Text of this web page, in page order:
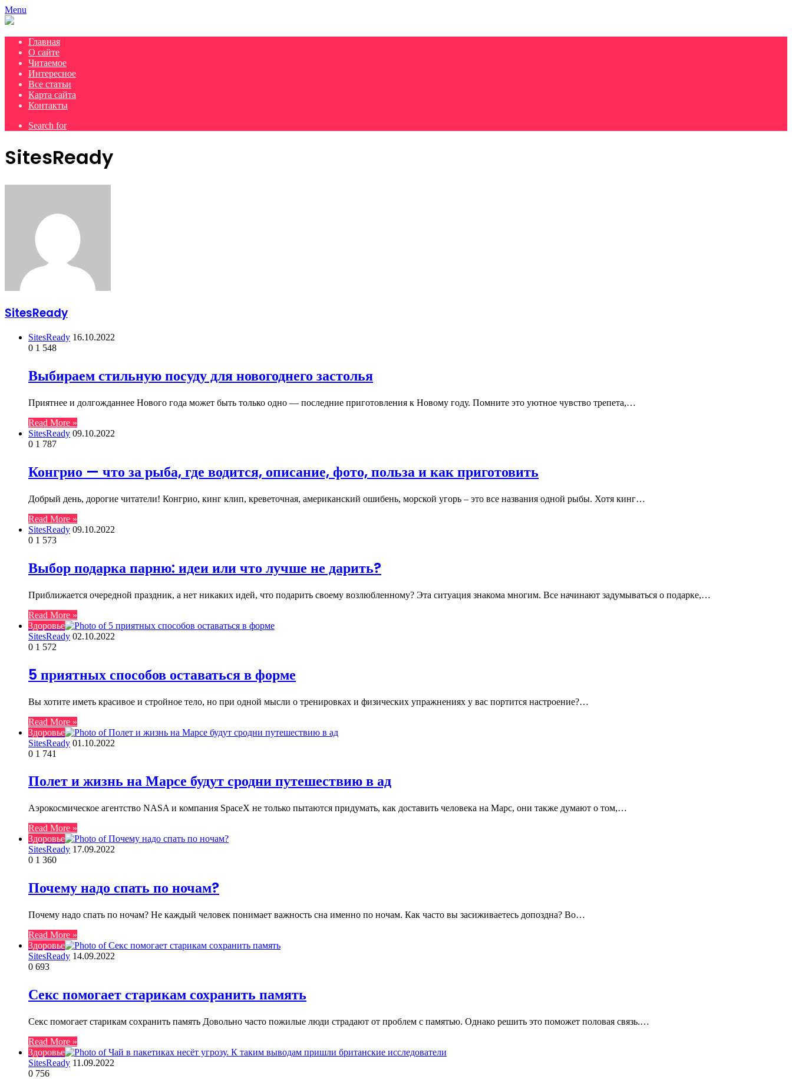
Menu
Главная
О сайте
Читаемое
Интересное
Все статьи
Карта сайта
Контакты
Search for
SitesReady
SitesReady
SitesReady 16.10.2022
0 1 548
Выбираем стильную посуду для новогоднего застолья
Приятнее и долгожданнее Нового года может быть только одно — последние приготовления к Новому году. Помните это уютное чувство трепета,…
Read More »
SitesReady 09.10.2022
0 1 787
Конгрио — что за рыба, где водится, описание, фото, польза и как приготовить
Добрый день, дорогие читатели! Конгрио, кинг клип, креветочная, американский ошибень, морской угорь – это все названия одной рыбы. Хотя кинг…
Read More »
SitesReady 09.10.2022
0 1 573
Выбор подарка парню: идеи или что лучше не дарить?
Приближается очередной праздник, а нет никаких идей, что подарить своему возлюбленному? Эта ситуация знакома многим. Все начинают задумываться о подарке,…
Read More »
Здоровье
SitesReady 02.10.2022
0 1 572
5 приятных способов оставаться в форме
Вы хотите иметь красивое и стройное тело, но при одной мысли о тренировках и физических упражнениях у вас портится настроение?…
Read More »
Здоровье
SitesReady 01.10.2022
0 1 741
Полет и жизнь на Марсе будут сродни путешествию в ад
Аэрокосмическое агентство NASA и компания SpaceX не только пытаются придумать, как доставить человека на Марс, они также думают о том,…
Read More »
Здоровье
SitesReady 17.09.2022
0 1 360
Почему надо спать по ночам?
Почему надо спать по ночам? Не каждый человек понимает важность сна именно по ночам. Как часто вы засиживаетесь допоздна? Во…
Read More »
Здоровье
SitesReady 14.09.2022
0 693
Секс помогает старикам сохранить память
Секс помогает старикам сохранить память Довольно часто пожилые люди страдают от проблем с памятью. Однако решить это поможет половая связь.…
Read More »
Здоровье
SitesReady 11.09.2022
0 756